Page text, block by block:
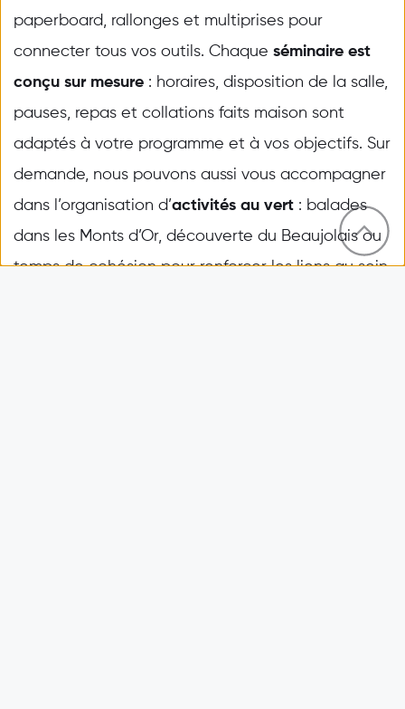
paperboard, rallonges et multiprises pour
connecter tous vos outils. Chaque séminaire est
conçu sur mesure : horaires, disposition de la salle,
pauses, repas et collations faits maison sont
adaptés à votre programme et à vos objectifs. Sur
demande, nous pouvons aussi vous accompagner
dans l’organisation d’activités au vert : balades
dans les Monts d’Or, découverte du Beaujolais ou
temps de cohésion pour renforcer les liens au sein